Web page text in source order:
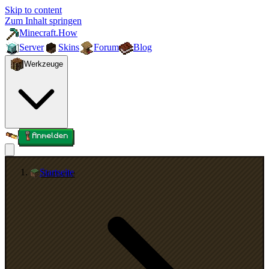
Skip to content
Zum Inhalt springen
Minecraft.How
Server
Skins Forum Blog
Werkzeuge
Anmelden
Startseite